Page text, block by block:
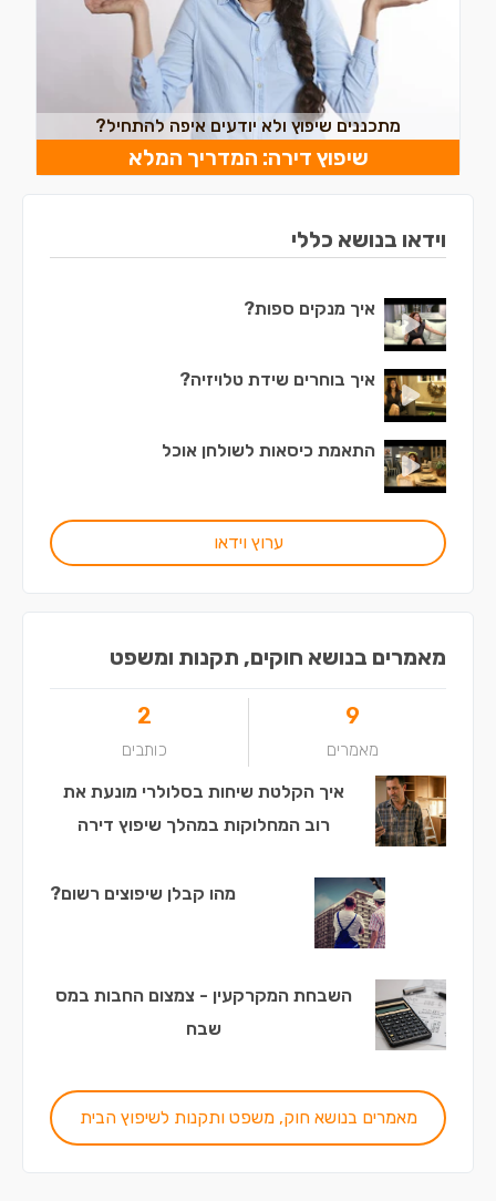
מתכננים שיפוץ ולא יודעים איפה להתחיל?
שיפוץ דירה: המדריך המלא
וידאו בנושא כללי
איך מנקים ספות?
איך בוחרים שידת טלויזיה?
התאמת כיסאות לשולחן אוכל
ערוץ וידאו
מאמרים בנושא חוקים, תקנות ומשפט
9
מאמרים
2
כותבים
איך הקלטת שיחות בסלולרי מונעת את
רוב המחלוקות במהלך שיפוץ דירה
מהו קבלן שיפוצים רשום?
השבחת המקרקעין - צמצום החבות במס
שבח
מאמרים בנושא חוק, משפט ותקנות לשיפוץ הבית